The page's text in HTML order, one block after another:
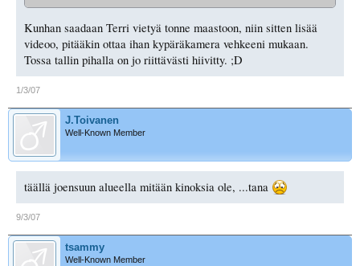
Kunhan saadaan Terri vietyä tonne maastoon, niin sitten lisää
videoo, pitääkin ottaa ihan kypäräkamera vehkeeni mukaan.
Tossa tallin pihalla on jo riittävästi hiivitty. ;D
1/3/07
J.Toivanen
Well-Known Member
täällä joensuun alueella mitään kinoksia ole, ...tana
9/3/07
tsammy
Well-Known Member